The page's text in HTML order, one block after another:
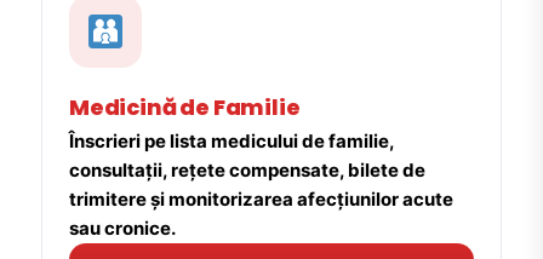
Medicină de Familie
Înscrieri pe lista medicului de familie,
consultații, rețete compensate, bilete de
trimitere și monitorizarea afecțiunilor acute
sau cronice.